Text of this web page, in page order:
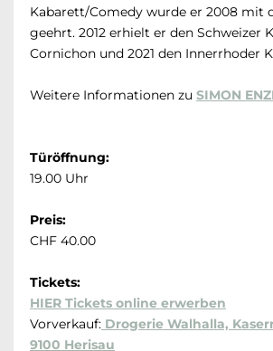
Kabarett/Comedy wurde er 2008 mit
geehrt. 2012 erhielt er den Schweizer
Cornichon und 2021 den Innerrhoder
Weitere Informationen zu SIMON
Türöffnung:
19.00 Uhr
Preis:
CHF 40.00
Tickets:
HIER Tickets online erwerben
Vorverkauf: Drogerie Walhalla,
9100 Herisau